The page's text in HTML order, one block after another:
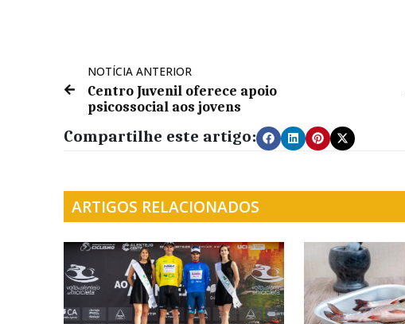
NOTÍCIA ANTERIOR
Centro Juvenil oferece apoio
psicossocial aos jovens
Compartilhe este artigo:
ARTIGOS RELACIONADOS